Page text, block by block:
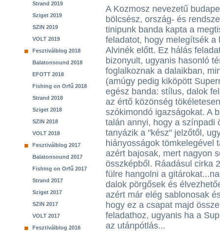
Strand 2019
Sziget 2019
SZIN 2019
VOLT 2019
Fesztiválblog 2018
Balatonsound 2018
EFOTT 2018
Fishing on Orfű 2018
Strand 2018
Sziget 2018
SZIN 2018
VOLT 2018
Fesztiválblog 2017
Balatonsound 2017
Fishing on Orfű 2017
Strand 2017
Sziget 2017
SZIN 2017
VOLT 2017
Fesztiválblog 2016
A Kozmosz nevezetű
bölcsész, ország- és
tinipunk banda kapta a
feladatot, hogy melegítsék a
Alvinék előtt. Ez hálás
bizonyult, ugyanis hasonló
foglalkoznak a dalaikban,
(amúgy pedig kiköpött
egész banda: stílus, dalok
az értő közönség
szókimondó igazságokat. A
talán annyi, hogy a színpadi
tanyázik a "kész" jelzőtől,
hiányosságok tömkelegével
azért bajosak, mert nagyon
összképből. Ráadásul cirka
fülre hangolni a
dalok pörgősek és
azért már elég sablonosak
hogy ez a csapat majd
feladathoz, ugyanis ha a
az utánpótlás...